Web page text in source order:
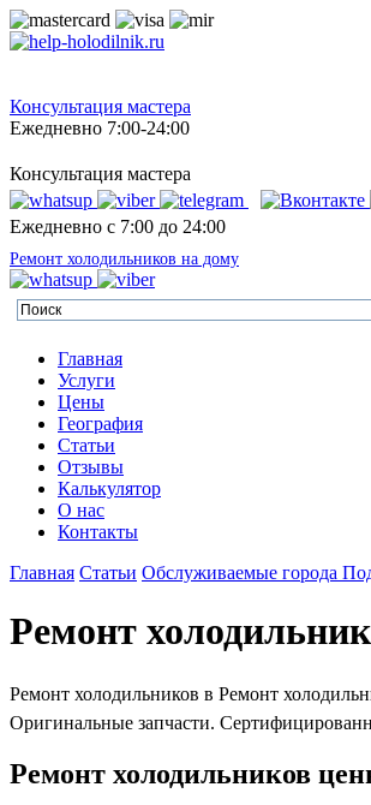
Консультация мастера
Ежедневно 7:00-24:00
Консультация мастера
Ежедневно с 7:00 до 24:00
Ремонт холодильников на дому
Главная
Услуги
Цены
География
Статьи
Отзывы
Калькулятор
О нас
Контакты
Главная Статьи Обслуживаемые города
Ремонт
Ремонт холодильников в Ремонт
Оригинальные запчасти.
Ремонт холодильников